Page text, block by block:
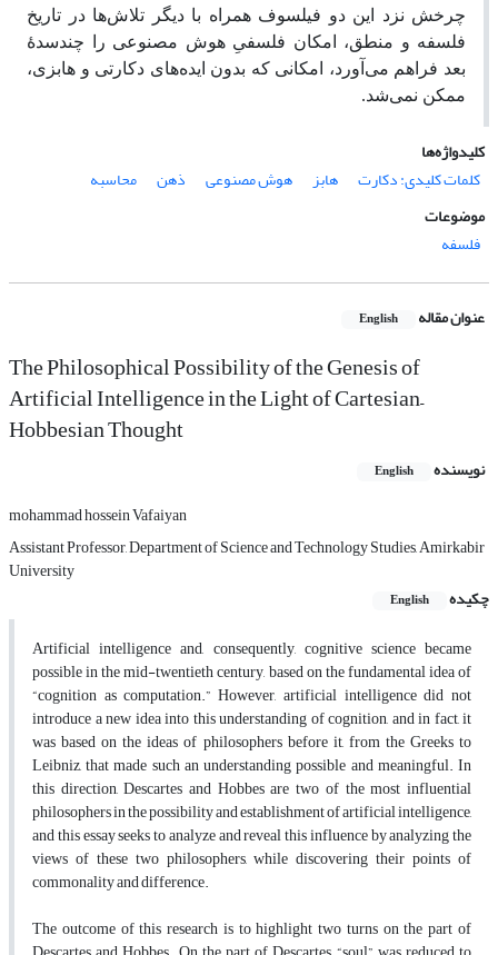
چرخش نزد این دو فیلسوف همراه با دیگر تلاش‌ها در تاریخ
فلسفه و منطق، امکان فلسفیِ هوش مصنوعی را چندسدۀ
بعد فراهم می‌آورد، امکانی که بدون ایده‌های دکارتی و هابزی،
ممکن نمی‌شد.
کلیدواژه‌ها
کلمات کلیدی: دکارت
هابز هوش مصنوعی ذهن
محاسبه
موضوعات
فلسفه
عنوان مقاله English
The Philosophical Possibility of the Genesis of
Artificial Intelligence in the Light of Cartesian–
Hobbesian Thought
نویسنده English
mohammad hossein Vafaiyan
Assistant Professor, Department of Science and Technology Studies, Amirkabir
University
چکیده
English
Artificial intelligence and, consequently, cognitive science became
possible in the mid-twentieth century, based on the fundamental idea of
“cognition as computation.” However, artificial intelligence did not
introduce a new idea into this understanding of cognition, and in fact, it
was based on the ideas of philosophers before it, from the Greeks to
Leibniz, that made such an understanding possible and meaningful. In
this direction, Descartes and Hobbes are two of the most influential
philosophers in the possibility and establishment of artificial intelligence,
and this essay seeks to analyze and reveal this influence by analyzing the
views of these two philosophers, while discovering their points of
commonality and difference.
The outcome of this research is to highlight two turns on the part of